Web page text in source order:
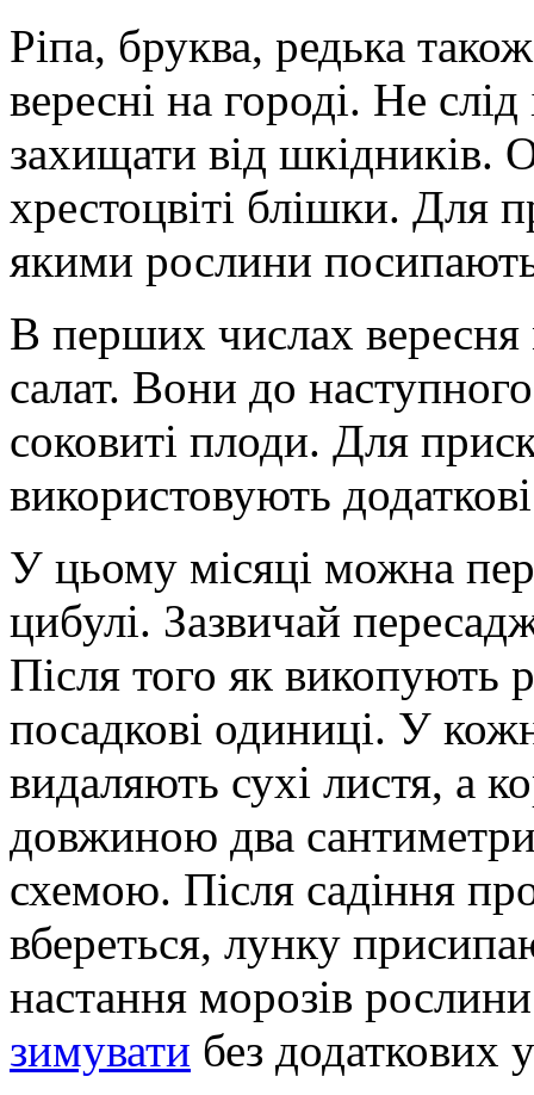
Ріпа, бруква, редька
вересні на городі. Не слід
захищати від
хрестоцвіті блішки. Для
якими рослини
В перших числах
салат. Вони до
соковиті плоди. Для
використовують
У цьому місяці можна
цибулі. Зазвичай
Після того як викопують
посадкові одиниці. У
видаляють сухі листя, а
довжиною два
схемою. Після садіння
вбереться, лунку
настання морозів
зимувати без додаткових